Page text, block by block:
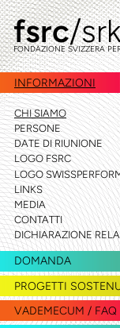
vai
alla
navigazione
vai
al
contenuto
fsrc/
FONDAZIONE SVIZZERA
INFORMAZIONI
CHI SIAMO
PERSONE
DATE DI RIUNIONE
LOGO FSRC
LOGO
LINKS
MEDIA
CONTATTI
DICHIARAZIONE
DOMANDA
PROGETTI
VADEMECUM / FAQ